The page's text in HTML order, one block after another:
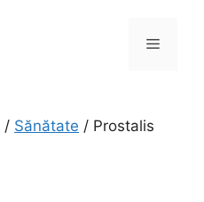
Meniu
/ Sănătate / Prostalis